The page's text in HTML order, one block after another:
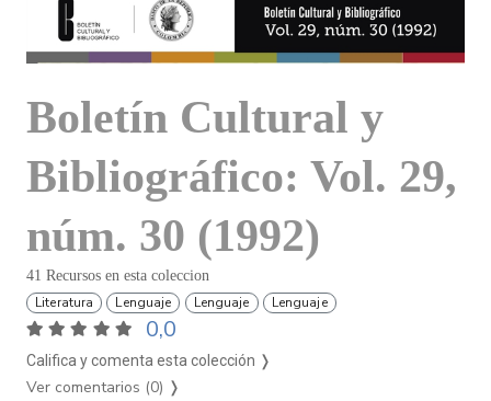
Boletín Cultural y
Bibliográfico: Vol. 29,
núm. 30 (1992)
41 Recursos en esta coleccion
Literatura Lenguaje Lenguaje Lenguaje
0,0
Califica y comenta esta colección ❭
Ver comentarios (0) ❭